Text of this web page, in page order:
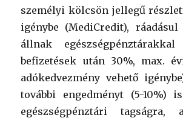
személyi kölcsön jellegű
igénybe (MediCredit), ráadásul
állnak
befizetések után 30%, max.
adókedvezmény vehető
további engedményt (5-10%)
egészségpénztári